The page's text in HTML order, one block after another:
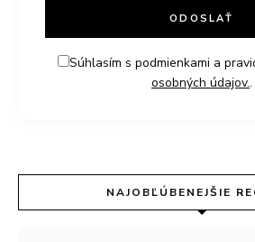
Súhlasím s podmienkami a
osobných údajov..
NAJOBĽÚBENEJŠIE